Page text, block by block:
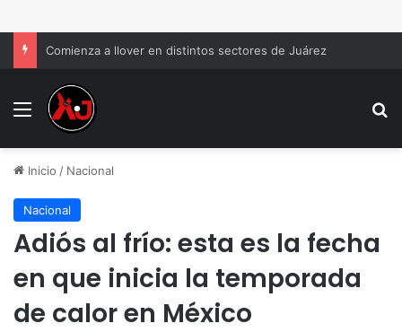
Comienza a llover en distintos sectores de Juárez
Menu
Inicio / Nacional
Nacional
Adiós al frío: esta es la fecha
en que inicia la temporada
de calor en México